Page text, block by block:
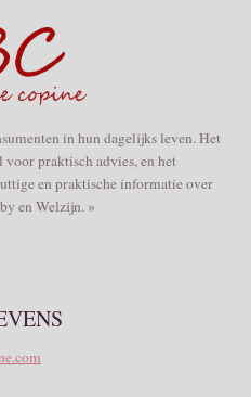
in hun dagelijks leven. Het
praktisch advies, en het
en praktische informatie over
en Welzijn. »